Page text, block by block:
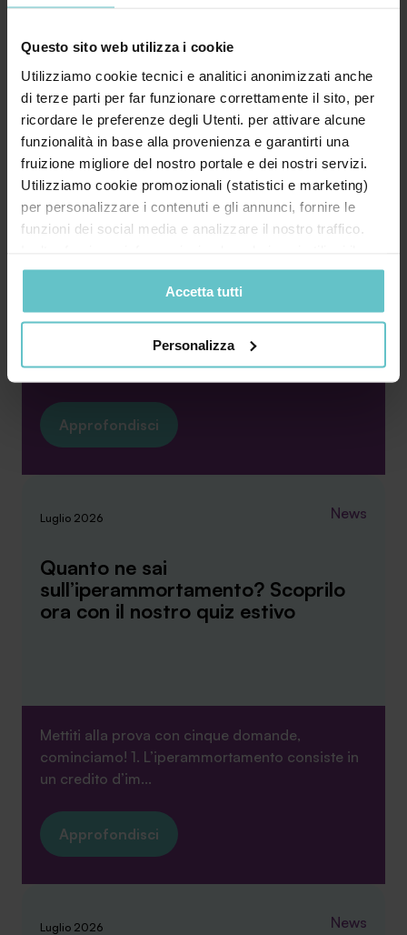
Questo sito web utilizza i cookie
Utilizziamo cookie tecnici e analitici anonimizzati anche
di terze parti per far funzionare correttamente il sito, per
ricordare le preferenze degli Utenti. per attivare alcune
funzionalità in base alla provenienza e garantirti una
fruizione migliore del nostro portale e dei nostri servizi.
Utilizziamo cookie promozionali (statistici e marketing)
per personalizzare i contenuti e gli annunci, fornire le
funzioni dei social media e analizzare il nostro traffico.
nostro sito ai nostri partner che si occupano di analisi dei
dati web, pubblicità e social media, i quali potrebbero
combinarle con altre informazioni che hai fornito loro o
che hanno raccolto in base al tuo utilizzo dei loro servizi.
cookie potranno essere implementati ad esclusione di
quelli tecnici che sono necessari per il funzionamento del
sito. Cliccando su “ACCETTA TUTTI” invece accetterai di
implementare tutti i cookie. Chiudendo questo banner
ti invitiamo a consultare le "Informazioni sui Cookie" qui
Accetta tutti
Personalizza
Leggi le ultime news
Luglio 2026 News
Finanza agevolata: il dizionario
essenziale per le imprese
Bando, contributo a fondo perduto, leasing,
credito d’imposta, rendicontazione… Il
linguaggio ...
Approfondisci
Luglio 2026 News
Quanto ne sai
sull’iperammortamento? Scoprilo
ora con il nostro quiz estivo
Mettiti alla prova con cinque domande,
cominciamo! 1. L’iperammortamento consiste in
un credito d’im...
Approfondisci
Luglio 2026 News